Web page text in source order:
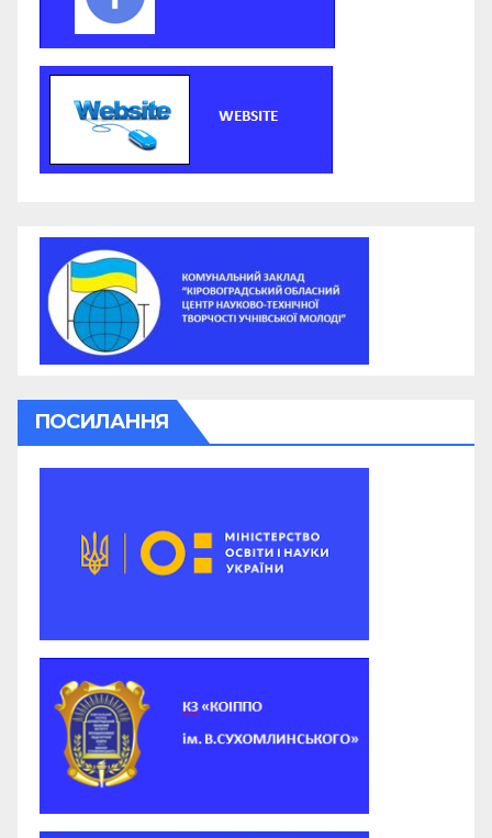
ПОСИЛАННЯ